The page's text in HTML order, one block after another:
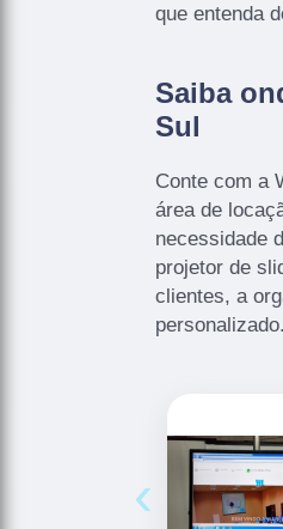
que entenda
Saiba
Sul
Conte com a
área de
necessidade
projetor de
clientes, a
‹